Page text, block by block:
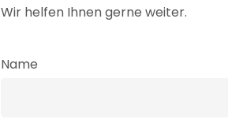
Wir helfen Ihnen gerne weiter.
Name